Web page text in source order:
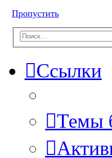
Пропустить
Ссылки
Темы